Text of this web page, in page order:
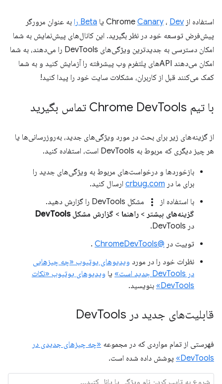
استفاده از Chrome Canary ، Dev یا Beta را
به عنوان مرورگر
پیش‌فرض توسعه خود در نظر بگیرید. این کانال‌های پیش‌نمایش به شما
امکان دسترسی به جدیدترین ویژگی‌های DevTools را می‌دهند، به شما
امکان می‌دهند APIهای پلتفرم وب پیشرفته را آزمایش کنید و به شما
کمک می‌کنند قبل از کاربران، مشکلات سایت خود را پیدا کنید!
با تیم Chrome Dev Tools تماس بگیرید
از گزینه‌های زیر برای بحث در مورد ویژگی‌های جدید، به‌روزرسانی‌ها یا
هر چیز دیگری که مربوط به DevTools است، استفاده کنید.
بازخوردها و درخواست‌های مربوط به ویژگی‌های جدید را
برای ما در crbug.com ارسال کنید.
با استفاده از
more_vert
مشکل DevTools را گزارش دهید.
گزینه‌های بیشتر > راهنما > گزارش مشکل DevTools
در DevTools.
توییت در @ChromeDevTools
.
نظرات خود را در مورد ویدیوهای یوتیوب «چه چیزهایی
در DevTools جدید است»
یا ویدیوهای یوتیوب «نکات
DevTools»
بنویسید.
قابلیت‌های جدید در Dev Tools
فهرستی از تمام مواردی که در مجموعه «چه چیزهای جدیدی در
DevTools»
پوشش داده شده است.